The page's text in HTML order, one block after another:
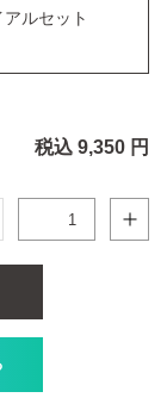
ルセット
税込 9,350 円